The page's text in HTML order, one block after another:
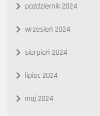
październik 2024
wrzesień 2024
sierpień 2024
lipiec 2024
maj 2024